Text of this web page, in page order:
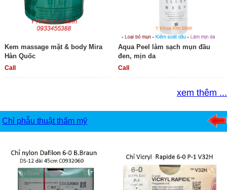
Kem massage mặt & body Mira
Hàn Quốc
Call
Aqua Peel làm sạch mụn đầu
đen, mịn da
Call
xem thêm ...
Chỉ phẫu thuật thẩm mỹ